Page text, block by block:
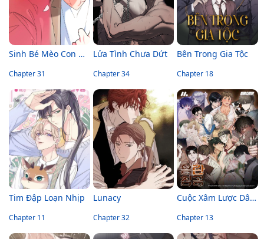
Sinh Bé Mèo Con Cho Tôi Nhanh!
Chapter 31
Lửa Tình Chưa Dứt
Chapter 34
Bên Trong Gia Tộc
Chapter 18
Tim Đập Loạn Nhịp
Chapter 11
Lunacy
Chapter 32
Cuộc Xâm Lược Dâm Đãng
Chapter 13